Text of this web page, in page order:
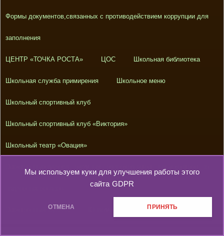
Мы используем куки для улучшения работы этого
сайта GDPR
ОТМЕНА ПРИНЯТЬ
Формы документов,связанных с противодействием коррупции для
заполнения
ЦЕНТР «ТОЧКА РОСТА» ЦОС Школьная библиотека
Школьная служба примирения Школьное меню
Школьный спортивный клуб
Школьный спортивный клуб «Виктория»
Школьный театр «Овация»
Электронный журнал Юнармейский отряд «Память»